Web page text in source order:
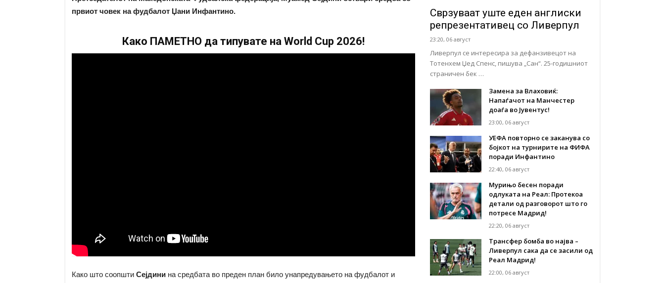
првиот човек на фудбалот Џани Инфантино.
Како ПАМЕТНО да типувате на World Cup 2026!
Како што соопшти Сејдинина средбата во преден план било унапредувањето на фудбалот и
Сврзуваат уште еден англиски
репрезентативец со Ливерпул
23:20, 06 август
Ливерпул се интересира за дефанзивецот на
Тотенхем Џед Спенс, пишува „Сан“. 25-годишниот
страничен бек …
Замена за Влаховиќ:
Напаѓачот на Манчестер
доаѓа во Јувентус!
23:00, 06 август
УЕФА повторно се заканува со
бојкот на турнирите на ФИФА
поради Инфантино
22:40, 06 август
Мурињо бесен поради
одлуката на Реал: Протекоа
детали од разговорот што го
потресе Мадрид!
22:20, 06 август
Трансфер бомба во најва –
Ливерпул сака да се засили од
Реал Мадрид!
22:00, 06 август